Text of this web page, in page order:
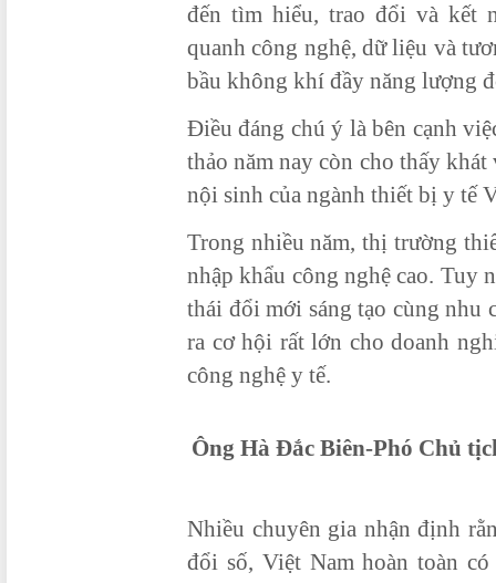
đến tìm hiểu, trao đổi và kết
quanh công nghệ, dữ liệu và
bầu không khí đầy năng lượng
Điều đáng chú ý là bên cạnh
thảo năm nay còn cho thấy
nội sinh của ngành thiết bị y tế
Trong nhiều năm, thị trường
nhập khẩu công nghệ cao. Tuy
thái đổi mới sáng tạo cùng nhu
ra cơ hội rất lớn cho doanh
công nghệ y tế.
Ông Hà Đắc Biên-Phó Chủ
Nhiều chuyên gia nhận định
đổi số, Việt Nam hoàn toàn